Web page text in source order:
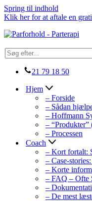
Spring til indhold
Klik her for at aftale en
Søg
efter...
21 79 18 50
Hjem
– Forside
– Sådan
– Hoffmann
– “Produkter”
– Processen
Coach
– Kort fortalt:
– Case-
– Korte
– FAQ – Ofte
–
– De mest